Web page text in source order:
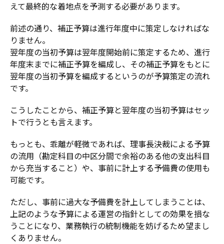
えて最終的な着地点を予測する必要があります。
前述の通り、補正予算は進行年度中に策定しなければな
りません。
翌年度の当初予算は翌年度開始前に策定するため、進行
年度末までに補正予算を編成し、その補正予算をもとに
翌年度の当初予算を編成するというのが予算策定の流れ
です。
こうしたことから、補正予算と翌年度の当初予算はセッ
トで行うとも言えます。
もっとも、乖離が軽微であれば、理事長決裁による予算
の流用（勘定科目の中区分間で余裕のある他の支出科目
から充当すること）や、事前に計上する予備費の使用も
可能です。
ただし、事前に過大な予備費を計上してしまうことは、
上記のような予算による運営の指針としての効果を損な
うことになり、業務執行の統制機能を妨げるため望まし
くありません。